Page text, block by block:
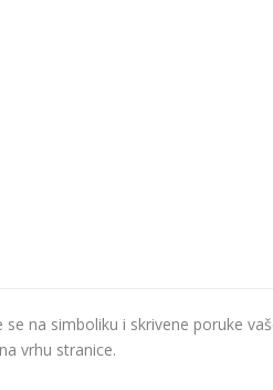
na simboliku i skrivene poruke
vrhu stranice.